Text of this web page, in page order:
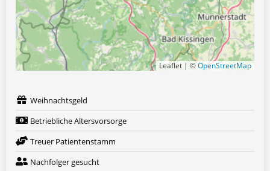
Leaflet | ©OpenStreetMap
Weihnachtsgeld
Betriebliche Altersvorsorge
Treuer Patientenstamm
Nachfolger gesucht